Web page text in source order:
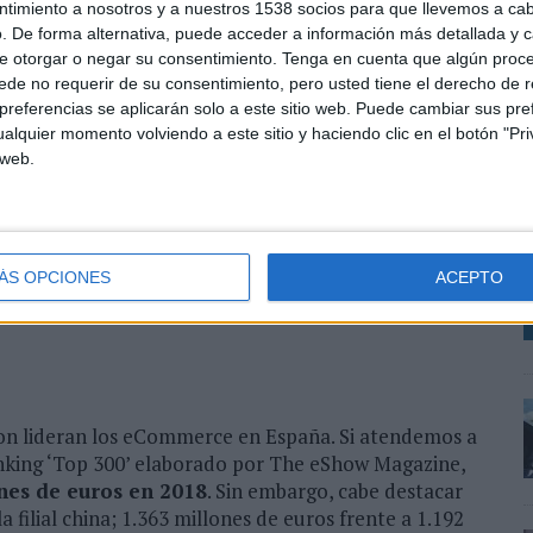
a nosotros y a nuestros 1538 socios para que llevemos a
De forma alternativa, puede acceder a información más detallada y
otorgar o negar su consentimiento. Tenga en cuenta que algún
no requerir de su consentimiento, pero usted tiene el derecho de
se aplicarán solo a este sitio web. Puede cambiar sus
momento volviendo a este sitio y haciendo clic en el botón
OPCIONES ACEPTO
la facturación y la presencia en marketplaces:a
su apuesta por la venta a través de este canal.
de euros tienen una presencia de más del
y los 5 millones tienen un peso del 53%, mientras
inferior declaran vender en un 43% a través de
entre el volumen de facturación de un
afirma Alberto Hernández, partnerships
esenciales para testar la
que permiten ampliar horizontes y vender en otros
lideran los eCommerce en España. Si atendemos a
‘Top 300’ elaborado por The eShow Magazine,
de euros en 2018. Sin embargo, cabe destacar
filial china; 1.363 millones de euros frente a 1.192